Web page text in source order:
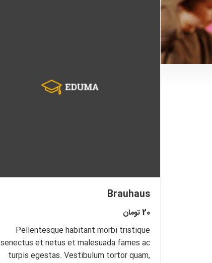
Brauhaus
20تومان
Pellentesque habitant morbi tristique
senectus et netus et malesuada fames ac
turpis egestas. Vestibulum tortor quam,